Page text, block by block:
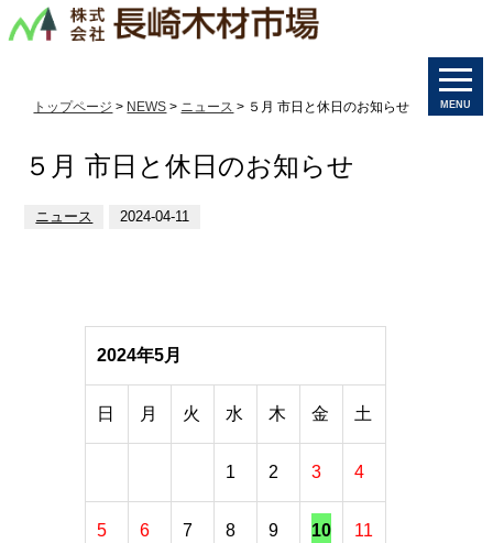
MENU
トップページ > NEWS > ニュース > ５月 市日と休日のお知らせ
５月 市日と休日のお知らせ
ニュース 2024-04-11
2024年5月
日 月 火 水 木 金 土
1 2 3 4
5 6 7 8 9 10 11